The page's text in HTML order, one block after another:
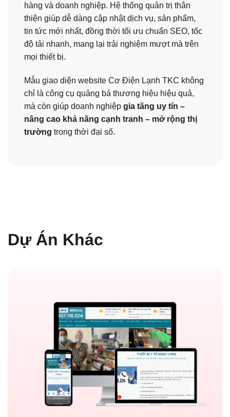
hàng và doanh nghiệp. Hệ thống quản trị thân
thiện giúp dễ dàng cập nhật dịch vụ, sản phẩm,
tin tức mới nhất, đồng thời tối ưu chuẩn SEO, tốc
độ tải nhanh, mang lại trải nghiệm mượt mà trên
mọi thiết bị.
Mẫu giao diện website Cơ Điện Lạnh TKC không
chỉ là công cụ quảng bá thương hiệu hiệu quả,
mà còn giúp doanh nghiệp gia tăng uy tín –
nâng cao khả năng cạnh tranh – mở rộng thị
trường trong thời đại số.
Dự Án Khác